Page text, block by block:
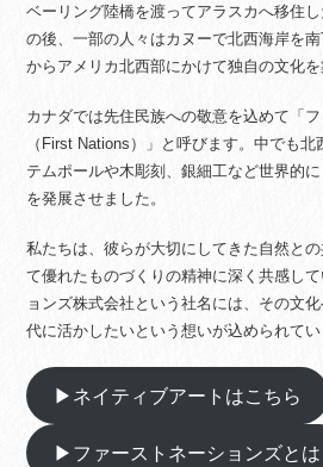
ベーリング陸橋を渡ってアラスカへ移住
の後、一部の人々はカヌーで北西海岸を
からアメリカ北西部にかけて独自の文化を
カナダでは先住民族への敬意を込めて「
（First Nations）」と呼びます。中でも
テムポールや木彫刻、銀細工など世界的
を発展させました。
私たちは、彼らが大切にしてきた自然と
て優れたものづくりの精神に深く共感し
ョンズ株式会社という社名には、その文
代に活かしたいという想いが込められてい
▶ネイティブアートはこちら
▶ファーストネーションズとは